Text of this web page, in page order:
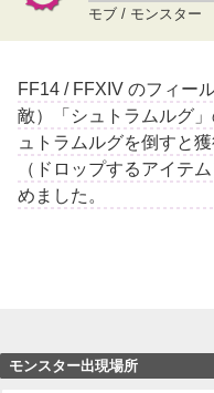
モブ / モンスター
FF14 / FFXIV のフィー
敵）「シュトラムルグ
ュトラムルグを倒すと
（ドロップするアイテ
めました。
モンスター出現場所